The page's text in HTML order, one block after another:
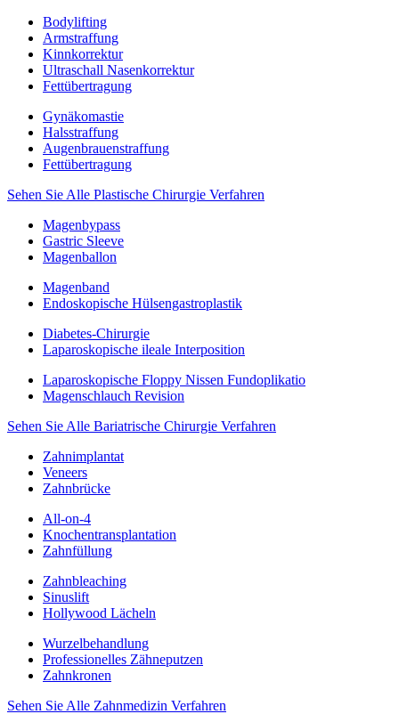
Bodylifting
Armstraffung
Kinnkorrektur
Ultraschall Nasenkorrektur
Fettübertragung
Gynäkomastie
Halsstraffung
Augenbrauenstraffung
Fettübertragung
Sehen Sie Alle Plastische Chirurgie Verfahren
Magenbypass
Gastric Sleeve
Magenballon
Magenband
Endoskopische Hülsengastroplastik
Diabetes-Chirurgie
Laparoskopische ileale Interposition
Laparoskopische Floppy Nissen Fundoplikatio
Magenschlauch Revision
Sehen Sie Alle Bariatrische Chirurgie Verfahren
Zahnimplantat
Veneers
Zahnbrücke
All-on-4
Knochentransplantation
Zahnfüllung
Zahnbleaching
Sinuslift
Hollywood Lächeln
Wurzelbehandlung
Professionelles Zähneputzen
Zahnkronen
Sehen Sie Alle Zahnmedizin Verfahren